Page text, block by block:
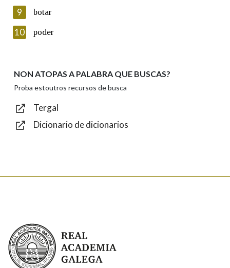
Introduce o código que aparece na imaxe:
Texto de verificación
9 botar
10 poder
NON ATOPAS A PALABRA QUE BUSCAS?
Proba estoutros recursos de busca
Tergal
Dicionario de dicionarios
Real Academia Galega